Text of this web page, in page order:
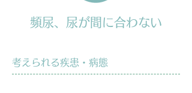
頻尿、尿が間に合わない
考えられる疾患・病態